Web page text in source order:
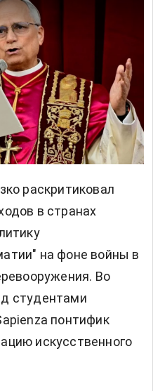
раскритиковал
в странах
на фоне войны в
Во
студентами
понтифик
искусственного